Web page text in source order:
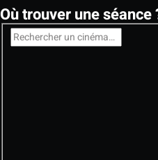
Où trouver une séance